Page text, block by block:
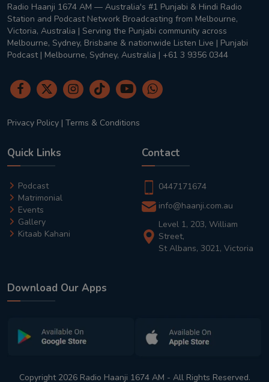
Radio Haanji 1674 AM — Australia's #1 Punjabi & Hindi Radio
Station and Podcast Network Broadcasting from Melbourne,
Victoria, Australia | Serving the Punjabi community across
Melbourne, Sydney, Brisbane & nationwide Listen Live | Punjabi
Podcast | Melbourne, Sydney, Australia | +61 3 9356 0344
Privacy Policy | Terms & Conditions
Quick Links
Podcast
Matrimonial
Events
Gallery
Kitaab Kahani
Contact
0447171674
info@haanji.com.au
Level 1, 203, William
Street,
St Albans, 3021, Victoria
Download Our Apps
Copyright 2026 Radio Haanji 1674 AM - All Rights Reserved.